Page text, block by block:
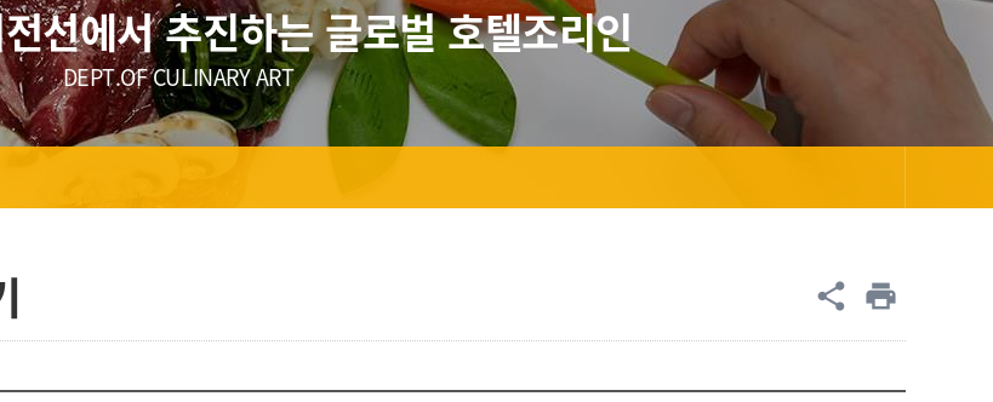
선에서 추진하는 글로벌 호텔조리인
DEPT.OF CULINARY ART
공유
share print